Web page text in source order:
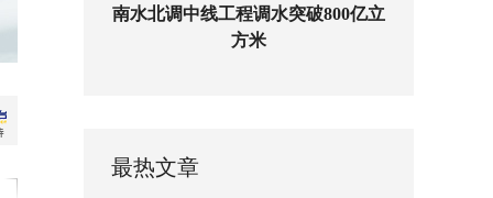
南水北调中线工程调水突破800亿立
方米
最热文章